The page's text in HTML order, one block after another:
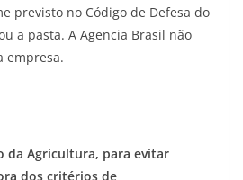
previsto no Código de Defesa do
a pasta. A Agencia Brasil não
empresa.
da Agricultura, para evitar
dos critérios de